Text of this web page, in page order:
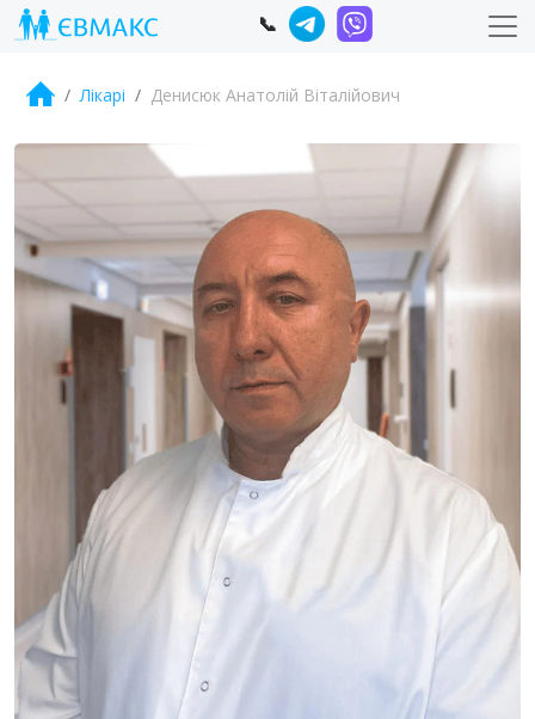
📞
Лікарі Денисюк Анатолій Віталійович